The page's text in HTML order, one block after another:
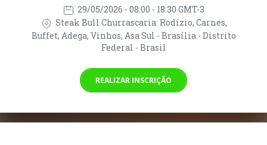
29/05/2026 - 08:00 - 18:30 GMT-3
Steak Bull Churrascaria: Rodízio, Carnes,
Buffet, Adega, Vinhos, Asa Sul - Brasília - Distrito
Federal - Brasil
REALIZAR INSCRIÇÃO